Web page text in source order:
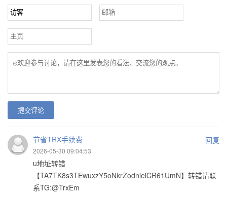
提交评论
节省TRX手续费 回复
2026-05-30 09:04:53
u地址转错
【TA7TK8s3TEwuxzY5oNkrZodnieiCR61UmN】转错请联
系TG:@TrxEm